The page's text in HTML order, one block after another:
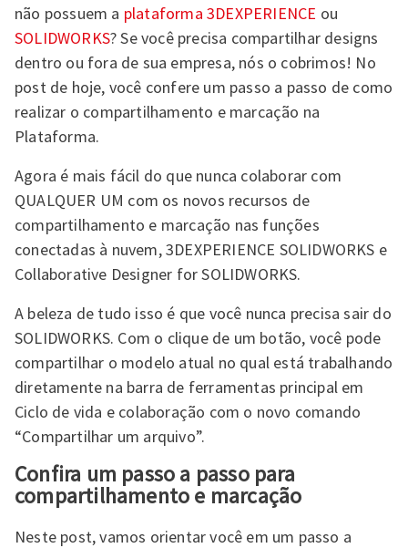
não possuem a plataforma 3DEXPERIENCE ou
SOLIDWORKS? Se você precisa compartilhar designs
dentro ou fora de sua empresa, nós o cobrimos! No
post de hoje, você confere um passo a passo de como
realizar o compartilhamento e marcação na
Plataforma.
Agora é mais fácil do que nunca colaborar com
QUALQUER UM com os novos recursos de
compartilhamento e marcação nas funções
conectadas à nuvem, 3DEXPERIENCE SOLIDWORKS e
Collaborative Designer for SOLIDWORKS.
A beleza de tudo isso é que você nunca precisa sair do
SOLIDWORKS. Com o clique de um botão, você pode
compartilhar o modelo atual no qual está trabalhando
diretamente na barra de ferramentas principal em
Ciclo de vida e colaboração com o novo comando
“Compartilhar um arquivo”.
Confira um passo a passo para
compartilhamento e marcação
Neste post, vamos orientar você em um passo a